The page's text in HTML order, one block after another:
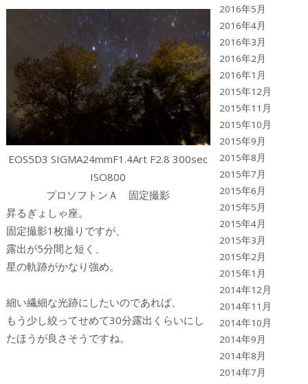
EOS5D3 SIGMA24mmF1.4Art F2.8 300sec
ISO800
プロソフトンＡ 固定撮影
昇るぎょしゃ座。
固定撮影1枚撮りですが、
露出が5分間と短く、
星の軌跡がかなり強め。
細い繊細な光跡にしたいのであれば、
もう少し絞ってせめて30分露出くらいにし
たほうが良さそうですね。
2016年5月
2016年4月
2016年3月
2016年2月
2016年1月
2015年12月
2015年11月
2015年10月
2015年9月
2015年8月
2015年7月
2015年6月
2015年5月
2015年4月
2015年3月
2015年2月
2015年1月
2014年12月
2014年11月
2014年10月
2014年9月
2014年8月
2014年7月